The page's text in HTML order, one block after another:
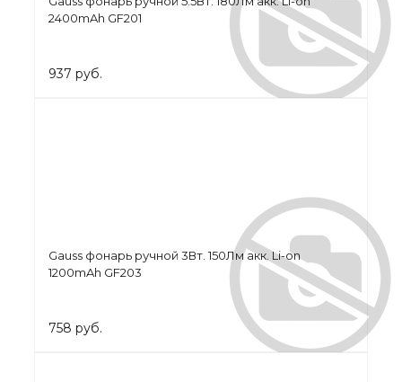
2400mAh GF201
937 руб.
Gauss фонарь ручной 3Вт. 150Лм акк. Li-on
1200mAh GF203
758 руб.